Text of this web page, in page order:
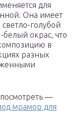
для
Она имеет
голубой
окрас, что
в
разных
—
мрамор для